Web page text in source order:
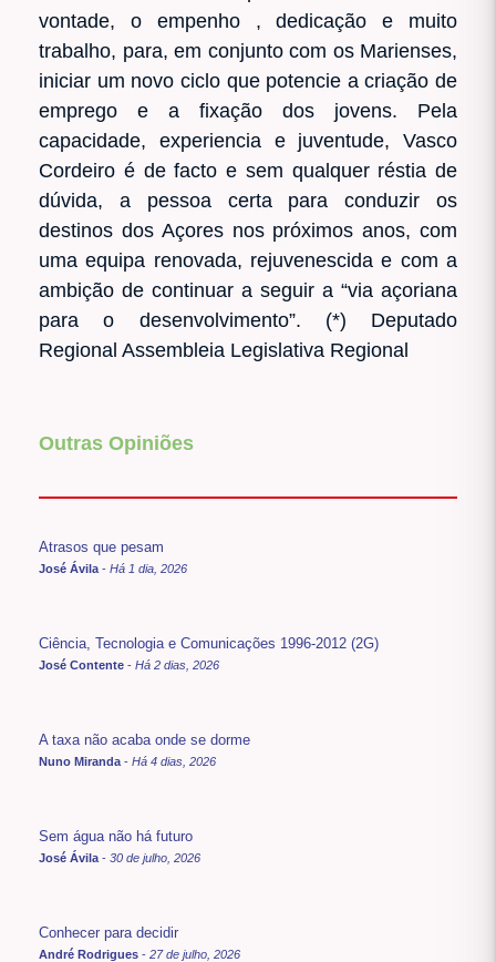
Outras Opiniões
Atrasos que pesam
José Ávila - Há 1 dia, 2026
Ciência, Tecnologia e Comunicações 1996-2012 (2G)
José Contente - Há 2 dias, 2026
A taxa não acaba onde se dorme
Nuno Miranda - Há 4 dias, 2026
Sem água não há futuro
José Ávila - 30 de julho, 2026
Conhecer para decidir
André Rodrigues - 27 de julho, 2026